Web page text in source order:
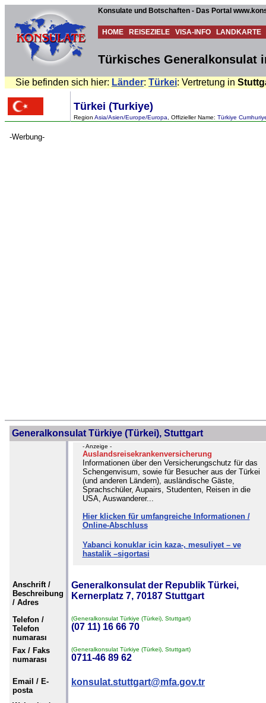
Konsulate und Botschaften - Das Portal
HOME REISEZIELE VISA-INFO LANDKARTE
Türkisches Generalkonsulat
Sie befinden sich hier: Länder: Türkei: Vertretung in
Türkei (Turkiye)
Region Asia/Asien/Europe/Europa , Offizieller Name: Türkiye
-Werbung-
Generalkonsulat Türkiye (Türkei), Stuttgart
- Anzeige -
Auslandsreisekrankenversicherung
Informationen über den Versicherungschutz für das
Schengenvisum, sowie für Besucher aus der Türkei
(und anderen Ländern), ausländische Gäste,
Sprachschüler, Aupairs, Studenten, Reisen in die
USA, Auswanderer...
Hier klicken für umfangreiche Informationen /
Online-Abschluss
Yabanci konuklar icin kaza-, mesuliyet – ve
hastalik –sigortasi
Anschrift /
Beschreibung
/ Adres
Generalkonsulat der Republik Türkei,
Kernerplatz 7, 70187 Stuttgart
Telefon /
Telefon
numarası
(Generalkonsulat Türkiye (Türkei), Stuttgart)
(07 11) 16 66 70
Fax / Faks
numarası
(Generalkonsulat Türkiye (Türkei), Stuttgart)
0711-46 89 62
Email / E-
posta
konsulat.stuttgart@mfa.gov.tr